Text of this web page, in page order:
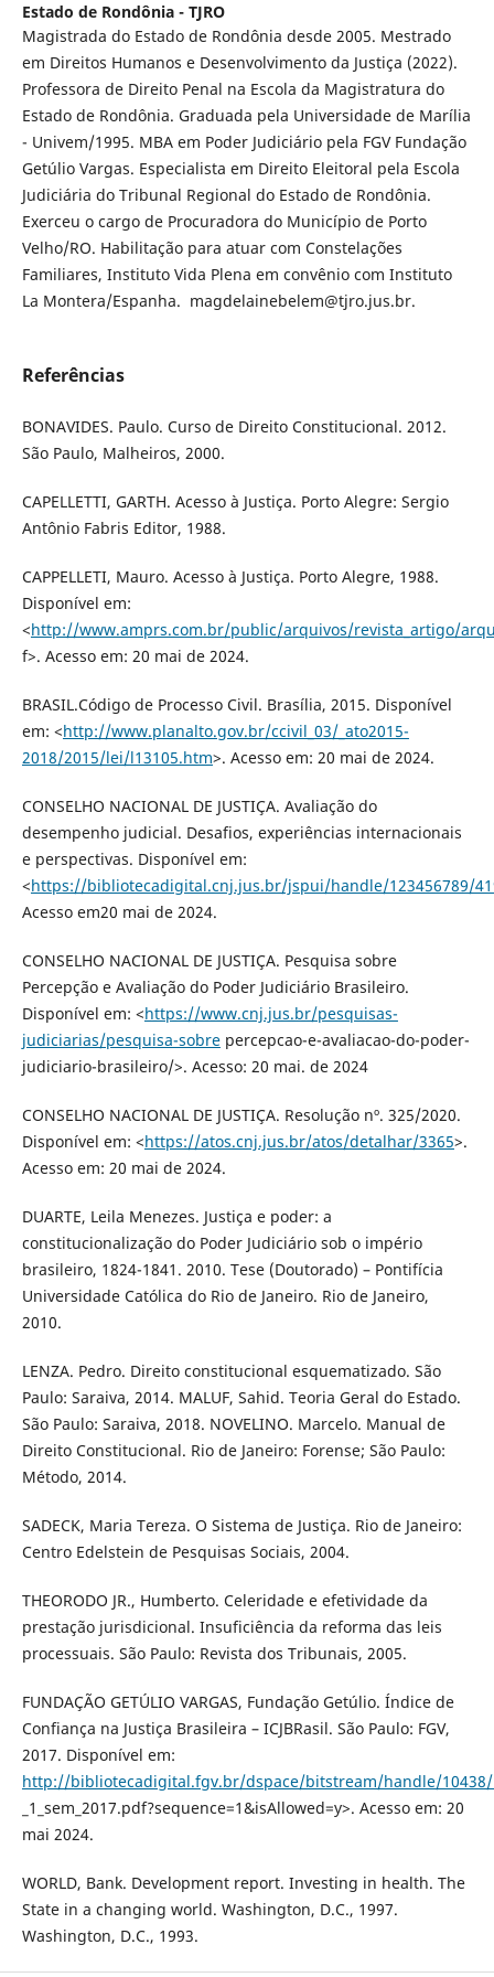
Estado de Rondônia - TJRO
Magistrada do Estado de Rondônia desde 2005. Mestrado
em Direitos Humanos e Desenvolvimento da Justiça (2022).
Professora de Direito Penal na Escola da Magistratura do
Estado de Rondônia. Graduada pela Universidade de Marília
- Univem/1995. MBA em Poder Judiciário pela FGV Fundação
Getúlio Vargas. Especialista em Direito Eleitoral pela Escola
Judiciária do Tribunal Regional do Estado de Rondônia.
Exerceu o cargo de Procuradora do Município de Porto
Velho/RO. Habilitação para atuar com Constelações
Familiares, Instituto Vida Plena em convênio com Instituto
La Montera/Espanha. magdelainebelem@tjro.jus.br.
Referências
BONAVIDES. Paulo. Curso de Direito Constitucional. 2012.
São Paulo, Malheiros, 2000.
CAPELLETTI, GARTH. Acesso à Justiça. Porto Alegre: Sergio
Antônio Fabris Editor, 1988.
CAPPELLETI, Mauro. Acesso à Justiça. Porto Alegre, 1988.
Disponível em:
<http://www.amprs.com.br/public/arquivos/revista_artigo/
f>. Acesso em: 20 mai de 2024.
BRASIL.Código de Processo Civil. Brasília, 2015. Disponível
em: <http://www.planalto.gov.br/ccivil_03/_ato2015-
2018/2015/lei/l13105.htm>. Acesso em: 20 mai de 2024.
CONSELHO NACIONAL DE JUSTIÇA. Avaliação do
desempenho judicial. Desafios, experiências internacionais
e perspectivas. Disponível em:
<https://bibliotecadigital.cnj.jus.br/jspui/handle/123456789/
Acesso em20 mai de 2024.
CONSELHO NACIONAL DE JUSTIÇA. Pesquisa sobre
Percepção e Avaliação do Poder Judiciário Brasileiro.
Disponível em: <https://www.cnj.jus.br/pesquisas-
judiciarias/pesquisa-sobrepercepcao-e-avaliacao-do-poder-
judiciario-brasileiro/>. Acesso: 20 mai. de 2024
CONSELHO NACIONAL DE JUSTIÇA. Resolução nº. 325/2020.
Disponível em: <https://atos.cnj.jus.br/atos/detalhar/3365>.
Acesso em: 20 mai de 2024.
DUARTE, Leila Menezes. Justiça e poder: a
constitucionalização do Poder Judiciário sob o império
brasileiro, 1824-1841. 2010. Tese (Doutorado) – Pontifícia
Universidade Católica do Rio de Janeiro. Rio de Janeiro,
2010.
LENZA. Pedro. Direito constitucional esquematizado. São
Paulo: Saraiva, 2014. MALUF, Sahid. Teoria Geral do Estado.
São Paulo: Saraiva, 2018. NOVELINO. Marcelo. Manual de
Direito Constitucional. Rio de Janeiro: Forense; São Paulo:
Método, 2014.
SADECK, Maria Tereza. O Sistema de Justiça. Rio de Janeiro:
Centro Edelstein de Pesquisas Sociais, 2004.
THEORODO JR., Humberto. Celeridade e efetividade da
prestação jurisdicional. Insuficiência da reforma das leis
processuais. São Paulo: Revista dos Tribunais, 2005.
FUNDAÇÃO GETÚLIO VARGAS, Fundação Getúlio. Índice de
Confiança na Justiça Brasileira – ICJBRasil. São Paulo: FGV,
2017. Disponível em:
http://bibliotecadigital.fgv.br/dspace/bitstream/handle/10438/
_1_sem_2017.pdf?sequence=1&isAllowed=y>. Acesso em: 20
mai 2024.
WORLD, Bank. Development report. Investing in health. The
State in a changing world. Washington, D.C., 1997.
Washington, D.C., 1993.